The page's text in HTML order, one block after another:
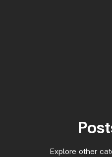
Explore other